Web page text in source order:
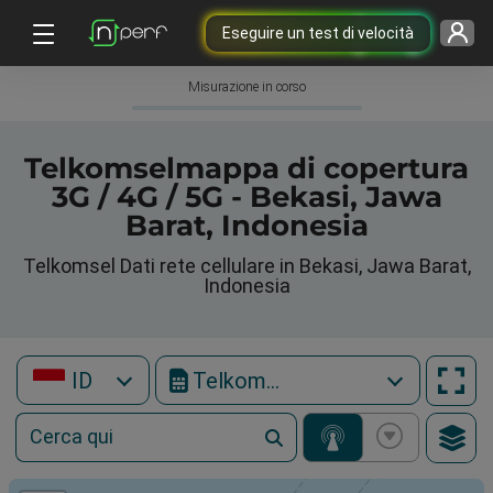
Eseguire un test di velocità
Misurazione in corso
Telkomselmappa di copertura
3G / 4G / 5G - Bekasi, Jawa
Barat, Indonesia
Telkomsel Dati rete cellulare in Bekasi, Jawa Barat,
Indonesia
ID Telkomsel